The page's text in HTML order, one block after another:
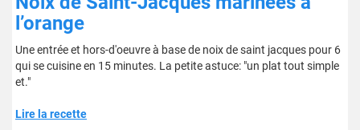
l’orange
Une entrée et hors-d'oeuvre à base de noix de saint jacques pour 6
qui se cuisine en 15 minutes. La petite astuce: "un plat tout simple
et."
Lire la recette